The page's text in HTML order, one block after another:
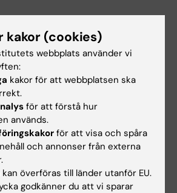
kakor (cookies)
webbplats använder vi
kakor för att webbplatsen ska
för att förstå hur
används.
för att visa och spåra
och annonser från externa
överföras till länder utanför EU.
godkänner du att vi sparar